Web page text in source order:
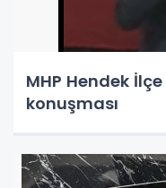
MHP Hendek
konuşması